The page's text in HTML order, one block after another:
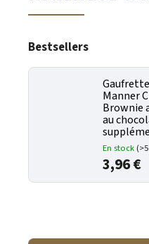
Bestsellers
Manner
Brownie
au
En stock
3,96 €